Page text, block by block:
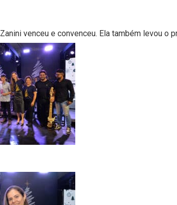
venceu e convenceu. Ela também levou o